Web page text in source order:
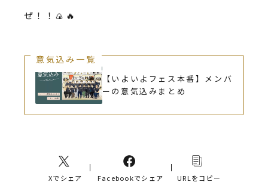
ぜ！！🍙🔥
意気込み一覧
【いよいよフェス本番】メンバ
ーの意気込みまとめ
Xでシェア Facebookでシェア URLをコピー